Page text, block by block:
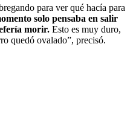
para ver qué hacía para
solo pensaba en salir
morir. Esto es muy duro,
quedó ovalado”, precisó.